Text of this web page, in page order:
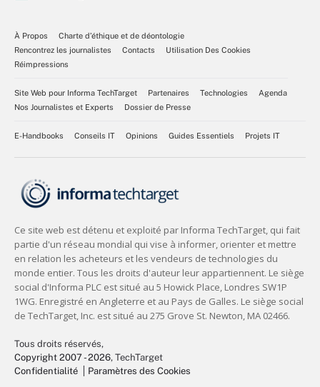
À Propos
Charte d’éthique et de déontologie
Rencontrez les journalistes
Contacts
Utilisation Des Cookies
Réimpressions
Site Web pour Informa TechTarget Partenaires Technologies
Agenda
Nos Journalistes et Experts
Dossier de Presse
E-Handbooks Conseils IT Opinions Guides Essentiels Projets IT
Tous droits réservés,
Copyright 2007 - 2026, TechTarget
Confidentialité
Paramètres des Cookies